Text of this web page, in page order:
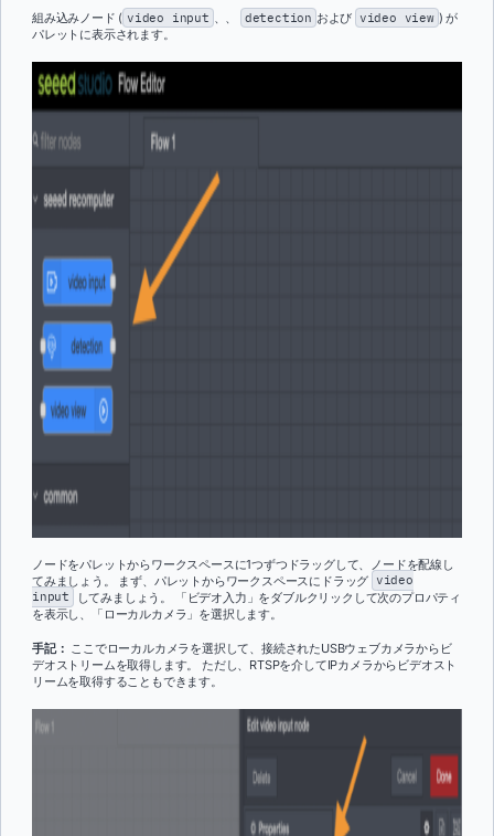
組み込みノード ( video input 、、 detection および video view ) が
パレットに表示されます。
ノードをパレットからワークスペースに1つずつドラッグして、ノードを配線し
てみましょう。 まず、パレットからワークスペースにドラッグ video
input
してみましょう。 「ビデオ入力」をダブルクリックして次のプロパティ
を表示し、「ローカルカメラ」を選択します。
手記： ここでローカルカメラを選択して、接続されたUSBウェブカメラからビ
デオストリームを取得します。 ただし、RTSPを介してIPカメラからビデオスト
リームを取得することもできます。